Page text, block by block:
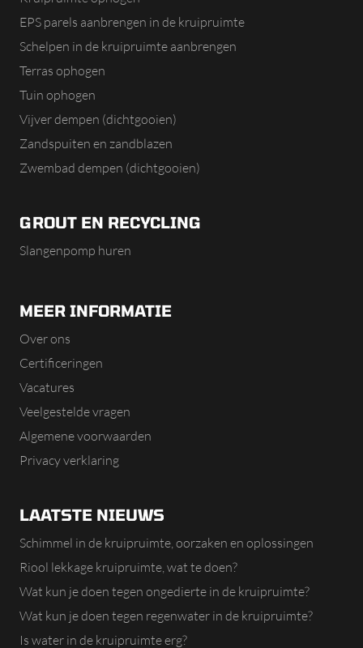
EPS parels aanbrengen in de kruipruimte
Schelpen in de kruipruimte aanbrengen
Terras ophogen
Tuin ophogen
Vijver dempen (dichtgooien)
Zandspuiten en zandblazen
Zwembad dempen (dichtgooien)
GROUT EN RECYCLING
Slangenpomp huren
MEER INFORMATIE
Over ons
Certificeringen
Vacatures
Veelgestelde vragen
Algemene voorwaarden
Privacy verklaring
LAATSTE NIEUWS
Schimmel in de kruipruimte, oorzaken en oplossingen
Riool lekkage kruipruimte, wat te doen?
Wat kun je doen tegen ongedierte in de kruipruimte?
Wat kun je doen tegen regenwater in de kruipruimte?
Is water in de kruipruimte erg?